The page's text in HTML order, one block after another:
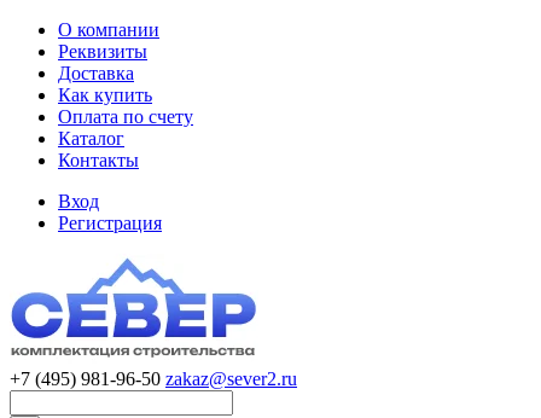
О компании
Реквизиты
Доставка
Как купить
Оплата по счету
Каталог
Контакты
Вход
Регистрация
+7 (495) 981-96-50 zakaz@sever2.ru